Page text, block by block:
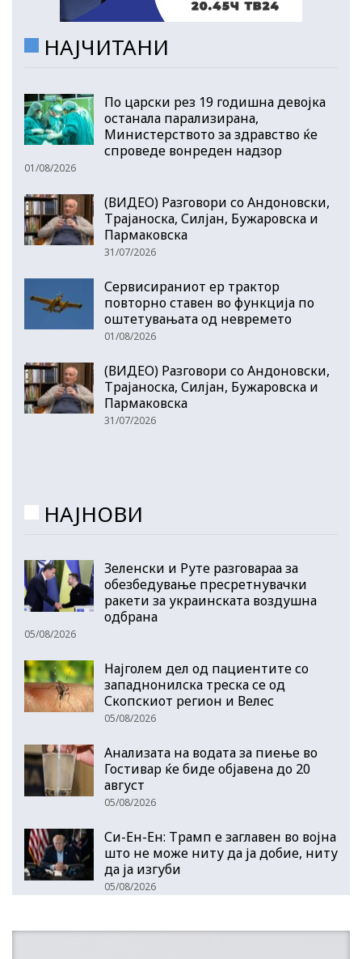
НАЈЧИТАНИ
По царски рез 19 годишна девојка
останала парализирана,
Министерството за здравство ќе
спроведе вонреден надзор
01/08/2026
(ВИДЕО) Разговори со Андоновски,
Трајаноска, Силјан, Бужаровска и
Пармаковска
31/07/2026
Сервисираниот ер трактор
повторно ставен во функција по
оштетувањата од невремето
01/08/2026
(ВИДЕО) Разговори со Андоновски,
Трајаноска, Силјан, Бужаровска и
Пармаковска
31/07/2026
НАЈНОВИ
Зеленски и Руте разговараа за
обезбедување пресретнувачки
ракети за украинската воздушна
одбрана
05/08/2026
Најголем дел од пациентите сo
западнонилска треска се од
Скопскиот регион и Велес
05/08/2026
Анализата на водата за пиење во
Гостивар ќе биде објавена до 20
август
05/08/2026
Си-Ен-Ен: Трамп е заглавен во војна
што не може ниту да ја добие, ниту
да ја изгуби
05/08/2026